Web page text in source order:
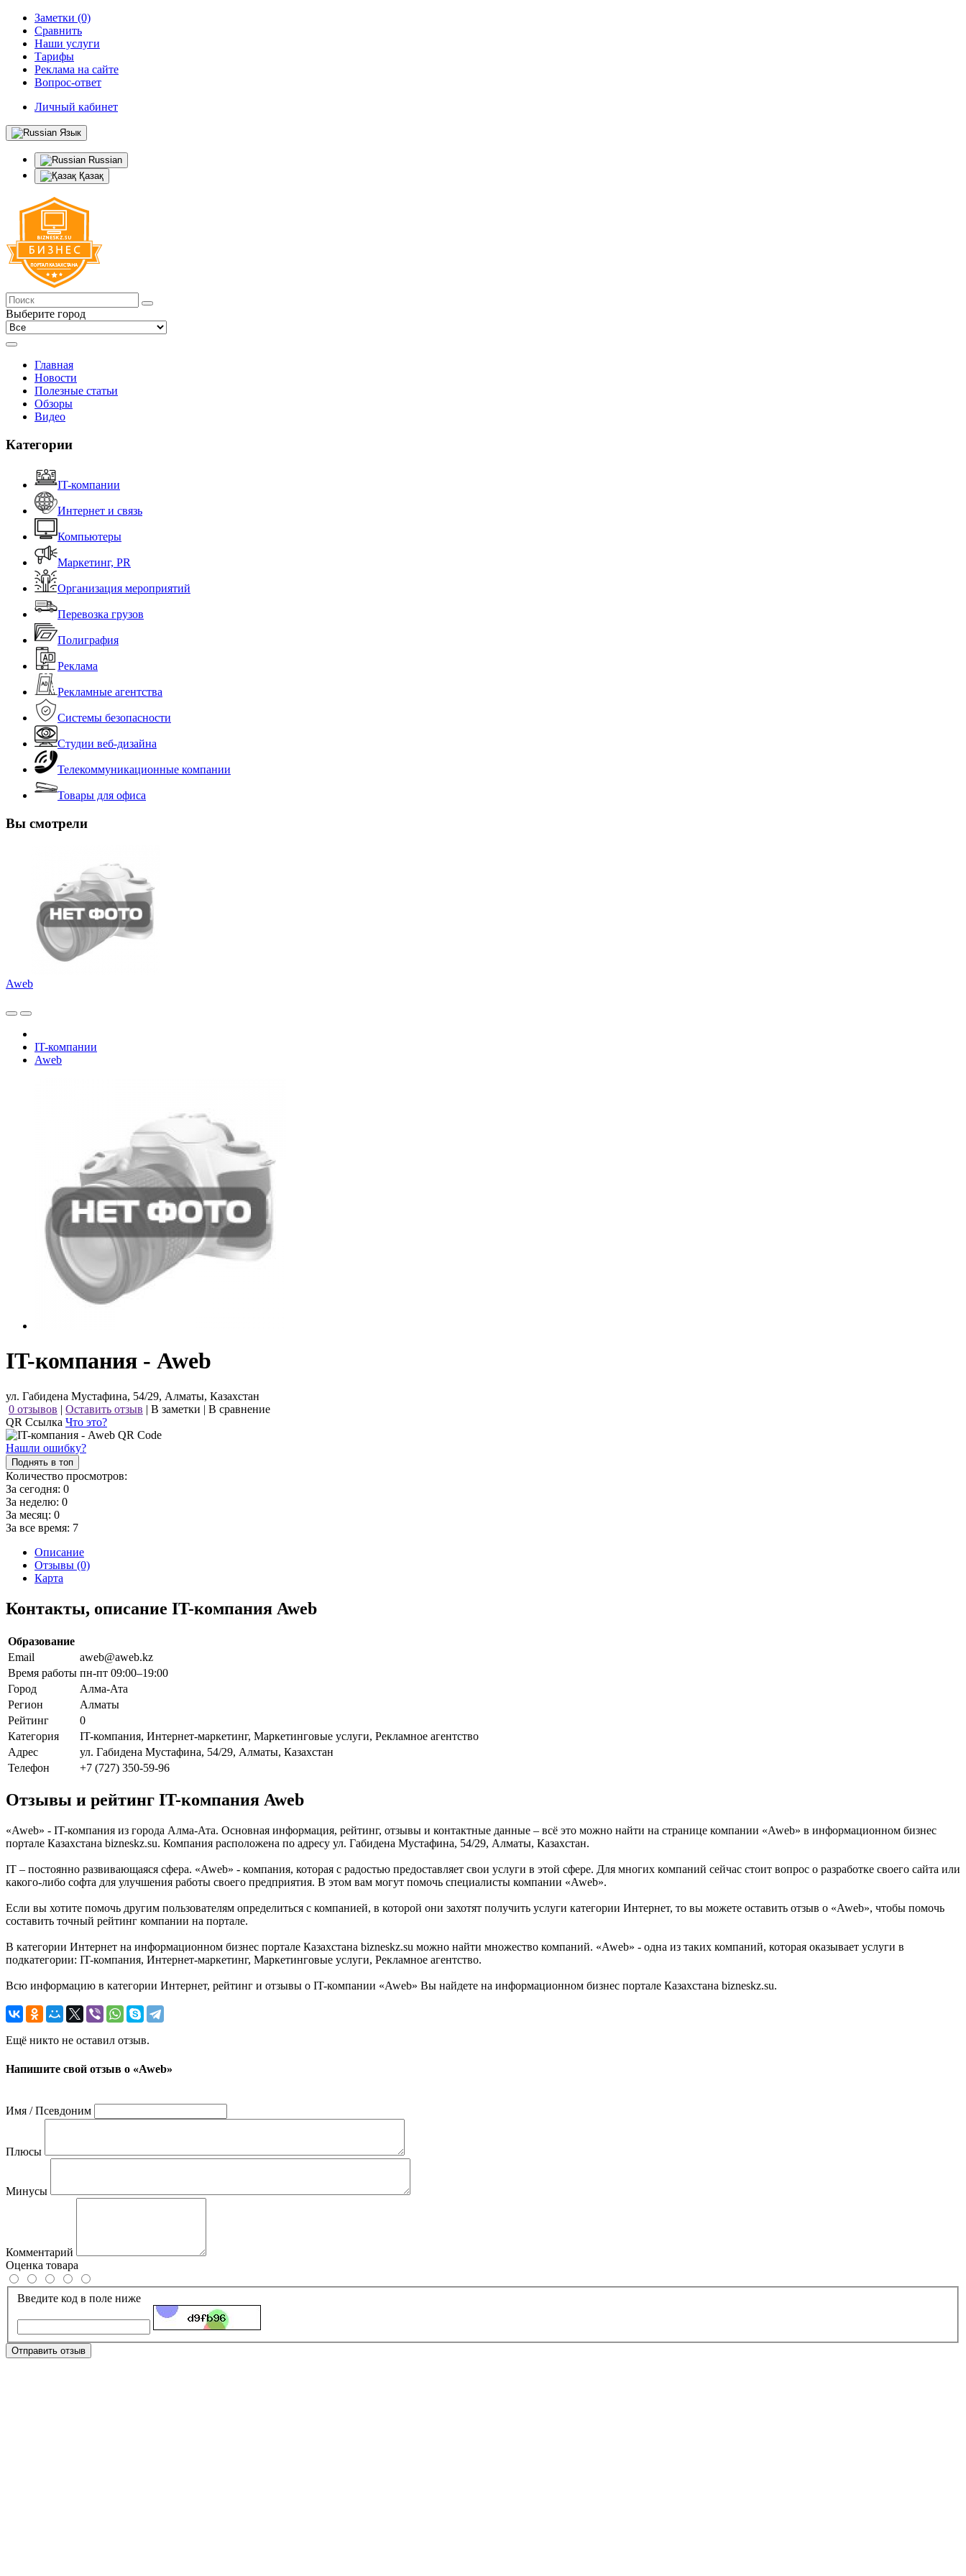
Заметки (0)
Сравнить
Наши услуги
Тарифы
Реклама на сайте
Вопрос-ответ
Личный кабинет
Язык
Russian
Қазақ
Выберите город
Главная
Новости
Полезные статьи
Обзоры
Видео
Категории
IT-компании
Интернет и связь
Компьютеры
Маркетинг, PR
Организация мероприятий
Перевозка грузов
Полиграфия
Реклама
Рекламные агентства
Системы безопасности
Студии веб-дизайна
Телекоммуникационные компании
Товары для офиса
Вы смотрели
Aweb
IT-компании
Aweb
IT-компания - Aweb
ул. Габидена Мустафина, 54/29, Алматы, Казахстан
0 отзывов | Оставить отзыв | В заметки | В сравнение
QR Ссылка Что это?
Нашли ошибку?
Поднять в топ
Количество просмотров:
За сегодня: 0
За неделю: 0
За месяц: 0
За все время: 7
Описание
Отзывы (0)
Карта
Контакты, описание IT-компания Aweb
Образование
Email
aweb@aweb.kz
Время работы пн-пт 09:00–19:00
Город
Алма-Ата
Регион
Алматы
Рейтинг
0
Категория
IT-компания, Интернет-маркетинг, Маркетинговые услуги, Рекламное агентство
Адрес
ул. Габидена Мустафина, 54/29, Алматы, Казахстан
Телефон
+7 (727) 350-59-96
Отзывы и рейтинг IT-компания Aweb
«Aweb» - IT-компания из города Алма-Ата. Основная информация, рейтинг, отзывы и контактные данные – всё это можно найти на странице компании «Aweb» в информационном бизнес
портале Казахстана bizneskz.su. Компания расположена по адресу ул. Габидена Мустафина, 54/29, Алматы, Казахстан.
IT – постоянно развивающаяся сфера. «Aweb» - компания, которая с радостью предоставляет свои услуги в этой сфере. Для многих компаний сейчас стоит вопрос о разработке своего сайта или
какого-либо софта для улучшения работы своего предприятия. В этом вам могут помочь специалисты компании «Aweb».
Если вы хотите помочь другим пользователям определиться с компанией, в которой они захотят получить услуги категории Интернет, то вы можете оставить отзыв о «Aweb», чтобы помочь
составить точный рейтинг компании на портале.
В категории Интернет на информационном бизнес портале Казахстана bizneskz.su можно найти множество компаний. «Aweb» - одна из таких компаний, которая оказывает услуги в
подкатегории: IT-компания, Интернет-маркетинг, Маркетинговые услуги, Рекламное агентство.
Всю информацию в категории Интернет, рейтинг и отзывы о IT-компании «Aweb» Вы найдете на информационном бизнес портале Казахстана bizneskz.su.
Ещё никто не оставил отзыв.
Напишите свой отзыв о «Aweb»
Имя / Псевдоним
Плюсы
Минусы
Комментарий
Оценка товара
Введите код в поле ниже
Отправить отзыв